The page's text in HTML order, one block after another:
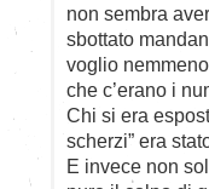
non sembra
sbottato
voglio
che c’erano i
Chi si era
scherzi” era
E invece non